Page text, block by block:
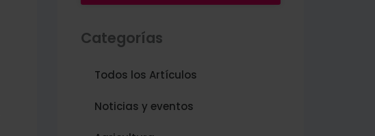
Categorías
Todos los Artículos
Noticias y eventos